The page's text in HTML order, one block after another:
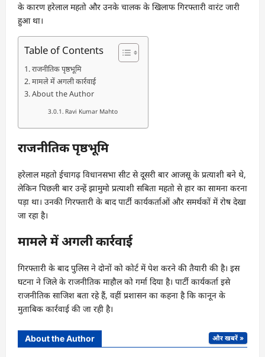
के कारण हरेलाल महतो और उनके चालक के खिलाफ गिरफ्तारी वारंट जारी
हुआ था।
Table of Contents
राजनीतिक पृष्ठभूमि
मामले में अगली कार्रवाई
About the Author
Ravi Kumar Mahto
राजनीतिक पृष्ठभूमि
हरेलाल महतो ईचागढ़ विधानसभा सीट से दूसरी बार आजसू के प्रत्याशी बने थे,
लेकिन पिछली बार उन्हें झामुमो प्रत्याशी सबिता महतो से हार का सामना करना
पड़ा था। उनकी गिरफ्तारी के बाद पार्टी कार्यकर्ताओं और समर्थकों में रोष देखा
जा रहा है।
मामले में अगली कार्रवाई
गिरफ्तारी के बाद पुलिस ने दोनों को कोर्ट में पेश करने की तैयारी की है। इस
घटना ने जिले के राजनीतिक माहौल को गर्मा दिया है। पार्टी कार्यकर्ता इसे
राजनीतिक साजिश बता रहे हैं, वहीं प्रशासन का कहना है कि कानून के
मुताबिक कार्रवाई की जा रही है।
About the Author और खबरें »